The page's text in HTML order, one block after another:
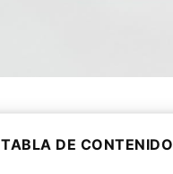
TABLA DE CONTENIDO